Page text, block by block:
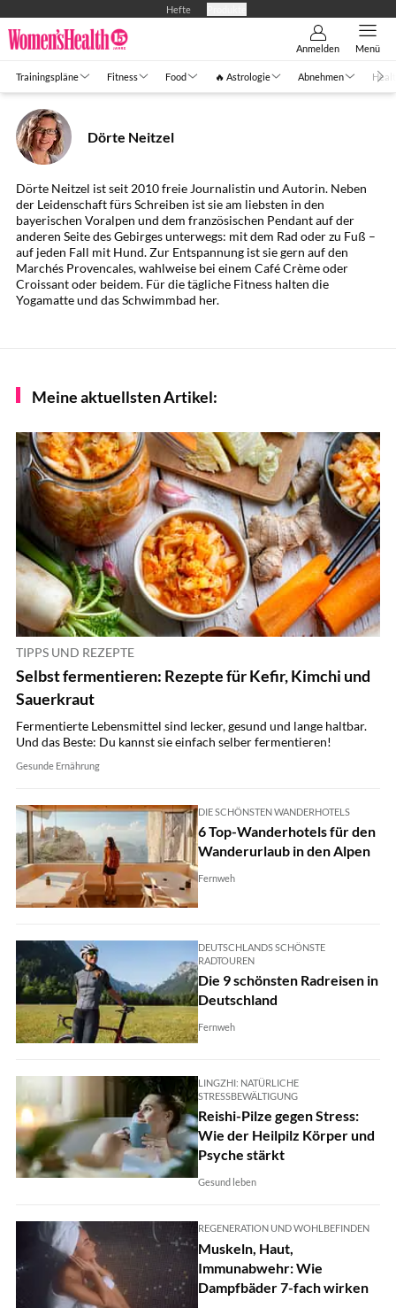
Hefte
Anmelden Menü
Trainingspläne Fitness Food 🔥 Astrologie Abnehmen
Dörte Neitzel
Dörte Neitzel ist seit 2010 freie Journalistin und Autorin. Neben
der Leidenschaft fürs Schreiben ist sie am liebsten in den
bayerischen Voralpen und dem französischen Pendant auf der
anderen Seite des Gebirges unterwegs: mit dem Rad oder zu Fuß –
auf jeden Fall mit Hund. Zur Entspannung ist sie gern auf den
Marchés Provencales, wahlweise bei einem Café Crème oder
Croissant oder beidem. Für die tägliche Fitness halten die
Yogamatte und das Schwimmbad her.
Meine aktuellsten Artikel:
TIPPS UND REZEPTE
Selbst fermentieren: Rezepte für Kefir, Kimchi und
Sauerkraut
Fermentierte Lebensmittel sind lecker, gesund und lange haltbar.
Und das Beste: Du kannst sie einfach selber fermentieren!
Gesunde Ernährung
DIE SCHÖNSTEN WANDERHOTELS
6 Top-Wanderhotels für den
Wanderurlaub in den Alpen
Fernweh
DEUTSCHLANDS SCHÖNSTE
RADTOUREN
Die 9 schönsten Radreisen in
Deutschland
Fernweh
LINGZHI: NATÜRLICHE
STRESSBEWÄLTIGUNG
Reishi-Pilze gegen Stress:
Wie der Heilpilz Körper und
Psyche stärkt
Gesund leben
REGENERATION UND WOHLBEFINDEN
Muskeln, Haut,
Immunabwehr: Wie
Dampfbäder 7-fach wirken